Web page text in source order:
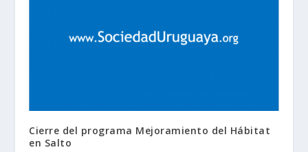
Cierre del programa Mejoramiento del Hábitat
en Salto